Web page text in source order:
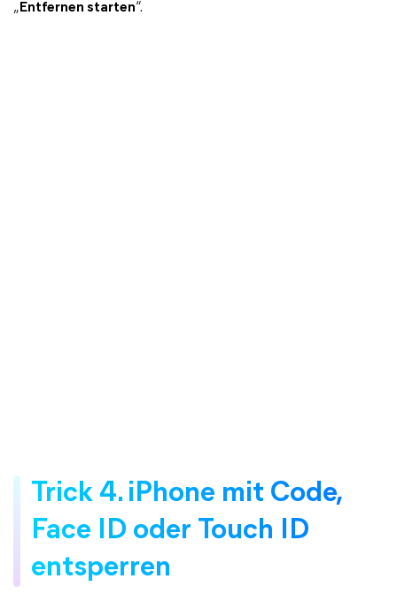
„ Entfernen starten“.
Trick 4. iPhone mit Code,
Face ID oder Touch ID
entsperren